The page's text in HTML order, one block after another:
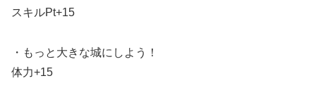
スキルPt+15
・もっと大きな城にしよう！
体力+15